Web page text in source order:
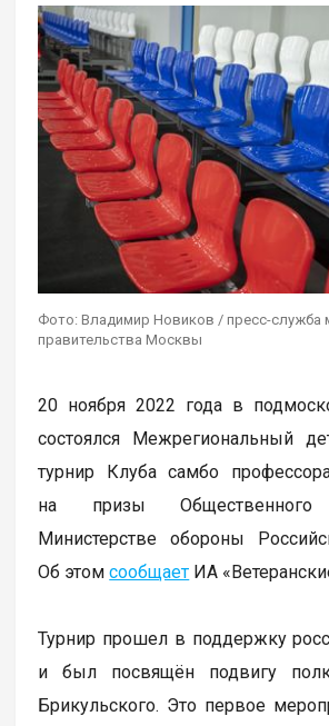
Фото: Владимир Новиков / пресс-служба
правительства Москвы
20 ноября 2022 года в
состоялся Межрегиональный
турнир Клуба самбо
на призы
Министерстве обороны
Об этомсообщает ИА
Турнир прошел в поддержку
и был посвящён подвигу
Брикульского. Это первое